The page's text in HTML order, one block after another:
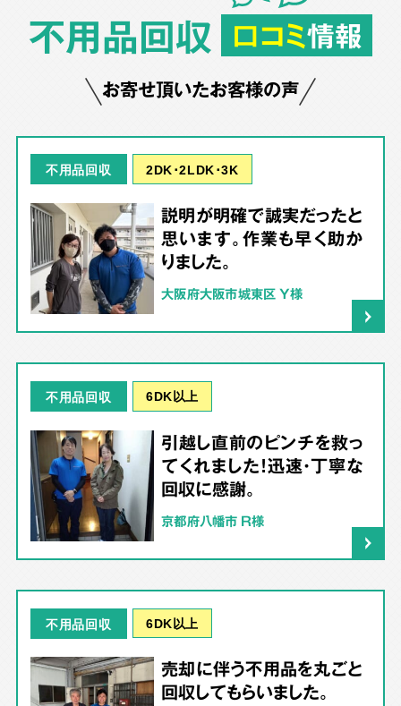
不用品回収 口コミ情報
お寄せ頂いたお客様の声
不用品回収 2DK･2LDK･3K
説明が明確で誠実だったと
思います。作業も早く助か
りました。
大阪府大阪市城東区 Y様
不用品回収 6DK以上
引越し直前のピンチを救っ
てくれました！迅速・丁寧な
回収に感謝。
京都府八幡市 R様
不用品回収 6DK以上
売却に伴う不用品を丸ごと
回収してもらいました。